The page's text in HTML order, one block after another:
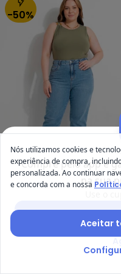
Oferta relâmpago
Termina em:02:19:47
de Viscose
MARGUERITE
R$ 79,99
Compre pelo app e
na sua
Nós utilizamos cookies e
experiência de compra,
personalizada. Ao continuar
e concorda com a nossa
Aceitar